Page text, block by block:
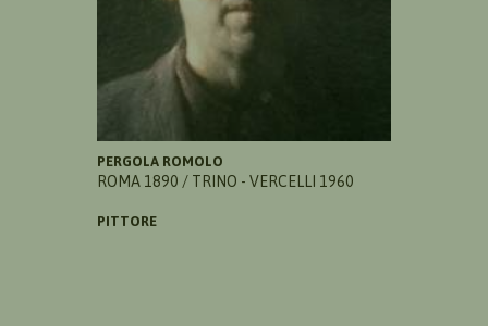
PERGOLA ROMOLO
ROMA 1890 / TRINO - VERCELLI 1960
PITTORE